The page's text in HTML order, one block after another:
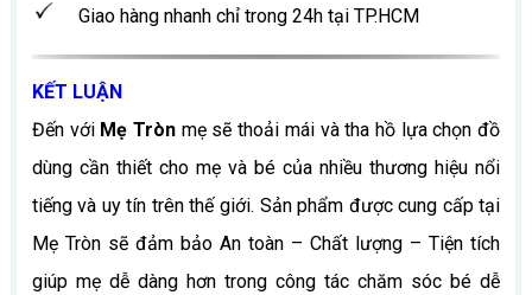
Giao hàng nhanh chỉ trong 24h tại TP.HCM
KẾT LUẬN
Đến với Mẹ Tròn mẹ sẽ thoải mái và tha hồ lựa chọn đồ
dùng cần thiết cho mẹ và bé của nhiều thương hiệu nổi
tiếng và uy tín trên thế giới. Sản phẩm được cung cấp tại
Mẹ Tròn sẽ đảm bảo An toàn – Chất lượng – Tiện tích
giúp mẹ dễ dàng hơn trong công tác chăm sóc bé dễ